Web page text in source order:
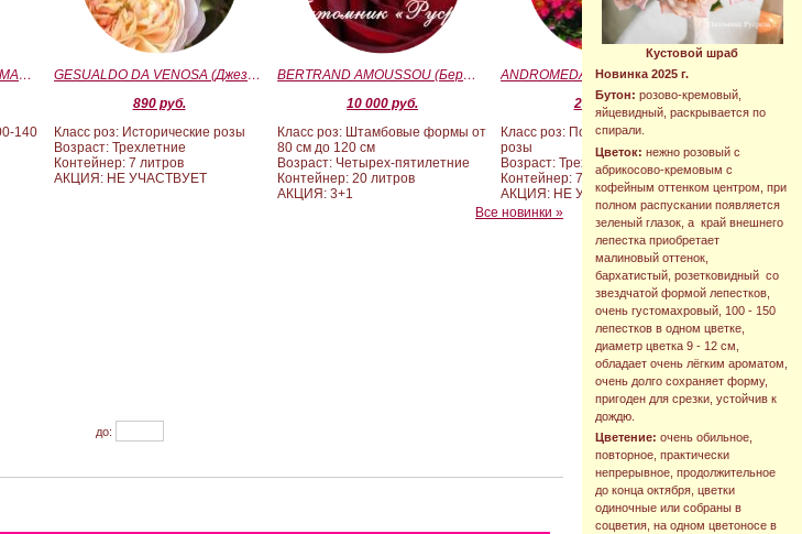
Кустовой шраб
Новинка 2025 г.
Бутон: розово-кремовый,
яйцевидный, раскрывается по
спирали.
Цветок: нежно розовый с
абрикосово-кремовым с
кофейным оттенком центром, при
полном распускании появляется
зеленый глазок, а край внешнего
лепестка приобретает
малиновый оттенок,
бархатистый, розетковидный со
звездчатой формой лепестков,
очень густомахровый, 100 - 150
лепестков в одном цветке,
диаметр цветка 9 - 12 см,
обладает очень лёгким ароматом,
очень долго сохраняет форму,
пригоден для срезки, устойчив к
дождю.
Цветение: очень обильное,
повторное, практически
непрерывное, продолжительное
до конца октября, цветки
одиночные или собраны в
соцветия, на одном цветоносе в
Туя западная "Смарагд" (SMARAGD) ШТАМБ 100-140
140
GESUALDO DA VENOSA (Джезуальдо Ди Веноза)
890 руб.
Класс роз: Исторические розы
Возраст: Трехлетние
Контейнер: 7 литров
АКЦИЯ: НЕ УЧАСТВУЕТ
BERTRAND AMOUSSOU (Бертран Амуссу)
10 000 руб.
Класс роз: Штамбовые формы от
80 см до 120 см
Возраст: Четырех-пятилетние
Контейнер: 20 литров
АКЦИЯ: 3+1
2 090 руб.
Класс роз: Почвопокровные
розы
Возраст: Трехлетние
Контейнер: 7 литров
АКЦИЯ: НЕ УЧАСТВУЕТ
Все новинки »
до: